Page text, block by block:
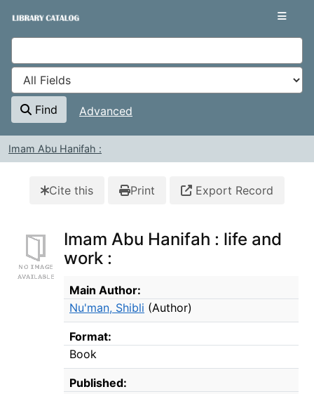
VuFind
Find Advanced
Imam Abu Hanifah :
Cite this Print Export Record
Imam Abu Hanifah : life and
work :
Bibliographic Details
Main Author:
Nu'man, Shibli (Author)
Format:
Book
Published: